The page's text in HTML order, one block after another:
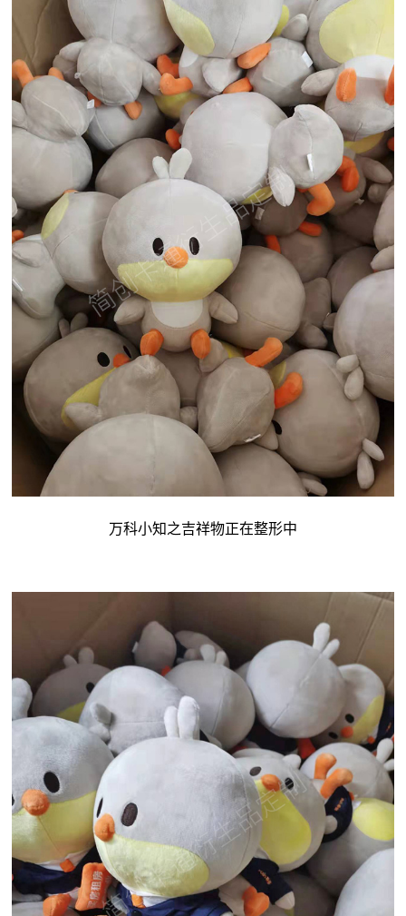
万科小知之吉祥物正在整形中